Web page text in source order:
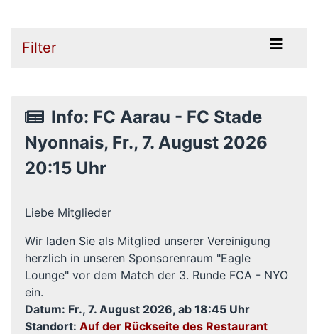
Filter
Info: FC Aarau - FC Stade
Nyonnais, Fr., 7. August 2026
20:15 Uhr
Liebe Mitglieder
Wir laden Sie als Mitglied unserer Vereinigung
herzlich in unseren Sponsorenraum "Eagle
Lounge" vor dem Match der 3. Runde FCA - NYO
ein.
Datum: Fr., 7. August 2026, ab 18:45 Uhr
Standort: Auf der Rückseite des Restaurant